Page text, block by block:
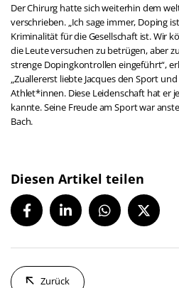
Der Chirurg hatte sich weiterhin dem
verschrieben. „Ich sage immer, Doping
Kriminalität für die Gesellschaft ist. Wir
die Leute versuchen zu betrügen, aber
strenge Dopingkontrollen eingeführt“,
„Zuallererst liebte Jacques den Sport
Athlet*innen. Diese Leidenschaft hat er
kannte. Seine Freude am Sport war
Bach.
Diesen Artikel teilen
Zurück